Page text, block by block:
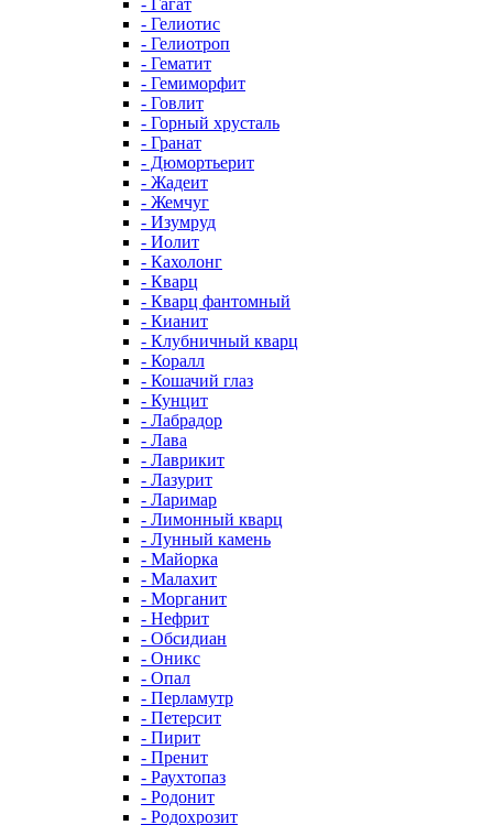
- Гагат
- Гелиотис
- Гелиотроп
- Гематит
- Гемиморфит
- Говлит
- Горный хрусталь
- Гранат
- Дюмортьерит
- Жадеит
- Жемчуг
- Изумруд
- Иолит
- Кахолонг
- Кварц
- Кварц фантомный
- Кианит
- Клубничный кварц
- Коралл
- Кошачий глаз
- Кунцит
- Лабрадор
- Лава
- Лаврикит
- Лазурит
- Ларимар
- Лимонный кварц
- Лунный камень
- Майорка
- Малахит
- Морганит
- Нефрит
- Обсидиан
- Оникс
- Опал
- Перламутр
- Петерсит
- Пирит
- Пренит
- Раухтопаз
- Родонит
- Родохрозит